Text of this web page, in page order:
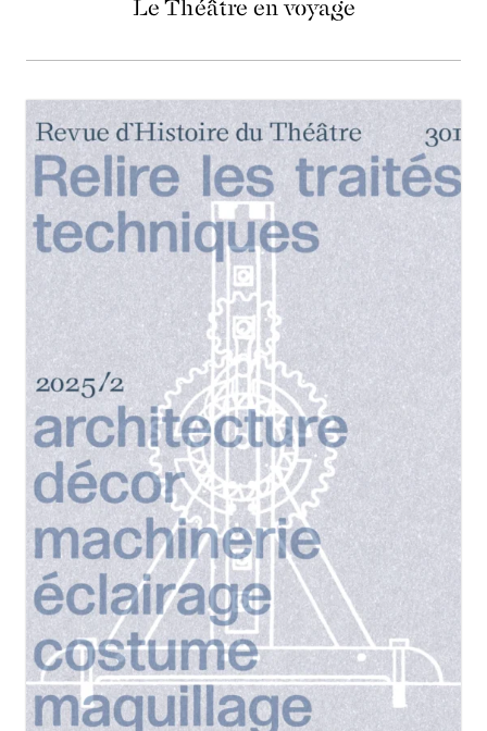
Le Théâtre en voyage